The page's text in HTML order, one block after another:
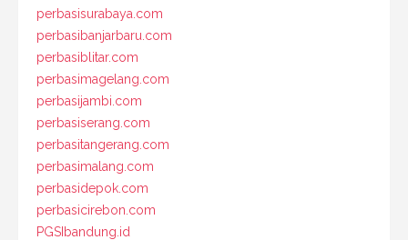
perbasisurabaya.com
perbasibanjarbaru.com
perbasiblitar.com
perbasimagelang.com
perbasijambi.com
perbasiserang.com
perbasitangerang.com
perbasimalang.com
perbasidepok.com
perbasicirebon.com
PGSIbandung.id